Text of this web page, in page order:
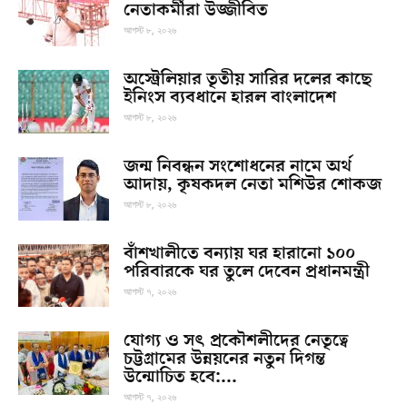
নেতাকর্মীরা উজ্জীবিত
আগস্ট ৮, ২০২৬
অস্ট্রেলিয়ার তৃতীয় সারির দলের কাছে
ইনিংস ব্যবধানে হারল বাংলাদেশ
আগস্ট ৮, ২০২৬
জন্ম নিবন্ধন সংশোধনের নামে অর্থ
আদায়, কৃষকদল নেতা মশিউর শোকজ
আগস্ট ৮, ২০২৬
বাঁশখালীতে বন্যায় ঘর হারানো ১০০
পরিবারকে ঘর তুলে দেবেন প্রধানমন্ত্রী
আগস্ট ৭, ২০২৬
যোগ্য ও সৎ প্রকৌশলীদের নেতৃত্বে
চট্টগ্রামের উন্নয়নের নতুন দিগন্ত
উন্মোচিত হবে:...
আগস্ট ৭, ২০২৬